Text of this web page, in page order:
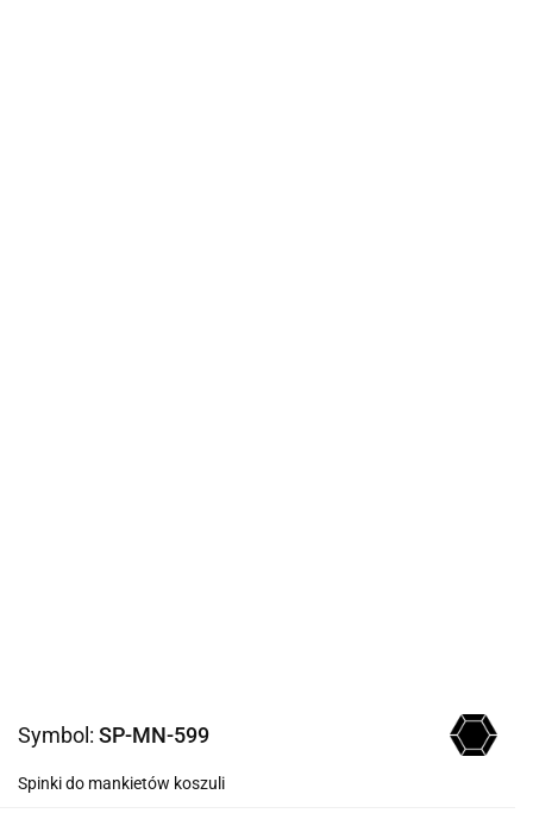
Symbol: SP-MN-599
Spinki do mankietów koszuli